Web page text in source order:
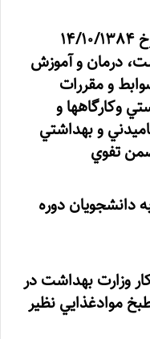
ابطال مصوبه شماره 11781/د مورخ 14/10/1384
درمان و آموزش
و مقررات
وكارگاهها و
و بهداشتي
تفوي
دانشجويان دوره
وزارت بهداشت در
موادغذايي نظير